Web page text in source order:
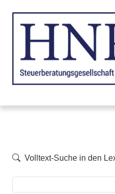
Volltext-Suche in den